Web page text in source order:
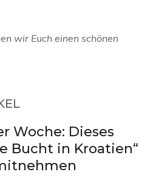
wir Euch einen schönen
Woche: Dieses
Bucht in Kroatien“